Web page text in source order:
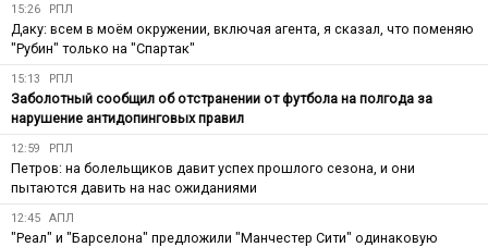
15:26 РПЛ
Даку: всем в моём окружении, включая агента, я сказал, что поменяю
"Рубин" только на "Спартак"
15:13 РПЛ
Заболотный сообщил об отстранении от футбола на полгода за
нарушение антидопинговых правил
12:59 РПЛ
Петров: на болельщиков давит успех прошлого сезона, и они
пытаются давить на нас ожиданиями
12:45 АПЛ
"Реал" и "Барселона" предложили "Манчестер Сити" одинаковую